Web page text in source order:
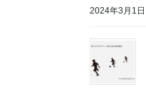
2024年3月1日